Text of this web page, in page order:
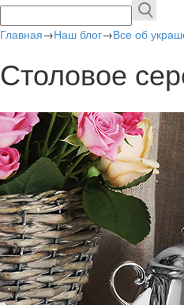
Главная→Наш блог→Все об
Столовое